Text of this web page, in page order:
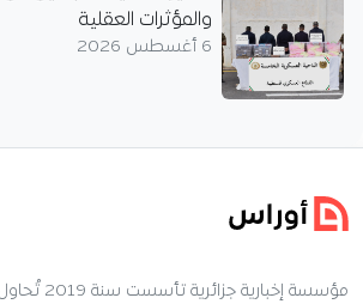
والمؤثرات العقلية
6 أغسطس 2026
مؤسسة إخبارية